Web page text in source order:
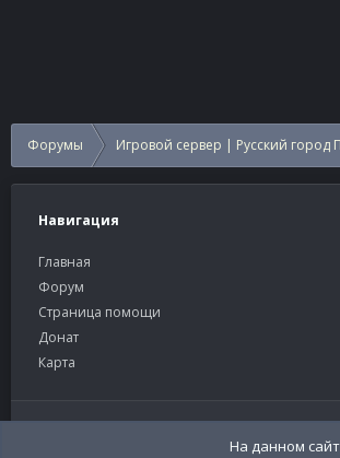
Форумы Игровой сервер | Русский город
Навигация
Главная
Форум
Страница помощи
Донат
Карта
Russian (RU)
На данном